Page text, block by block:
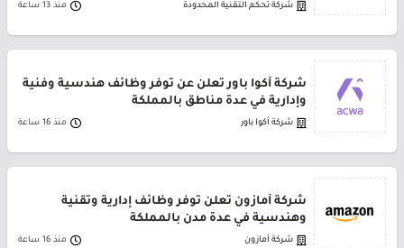
شركة تحكم التقنية المحدودة منذ 13 ساعة
شركة أكوا باور تعلن عن توفر وظائف هندسية وفنية
وإدارية في عدة مناطق بالمملكة
شركة أكوا باور منذ 16 ساعة
شركة أمازون تعلن توفر وظائف إدارية وتقنية
وهندسية في عدة مدن بالمملكة
شركة أمازون منذ 16 ساعة